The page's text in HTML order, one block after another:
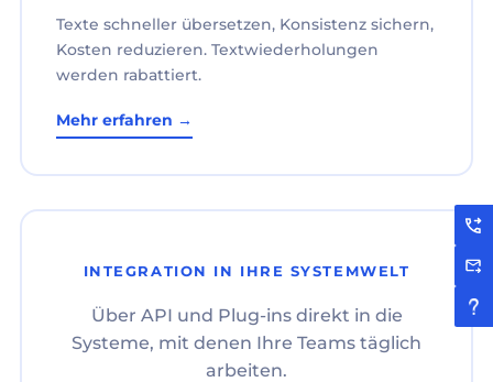
Texte schneller übersetzen, Konsistenz sichern,
Kosten reduzieren. Textwiederholungen
werden rabattiert.
Mehr erfahren →
INTEGRATION IN IHRE SYSTEMWELT
Über API und Plug-ins direkt in die
Systeme, mit denen Ihre Teams täglich
arbeiten.